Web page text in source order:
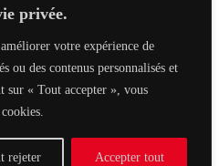
privée.
votre expérience de
ou des contenus personnalisés et
sur « Tout accepter », vous
rejeter Accepter tout